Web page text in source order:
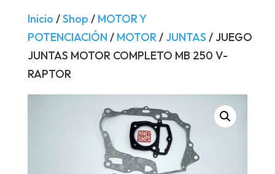
Inicio /Shop / MOTOR Y
POTENCIACIÓN / MOTOR/ JUNTAS / JUEGO
JUNTAS MOTOR COMPLETO MB 250 V-
RAPTOR